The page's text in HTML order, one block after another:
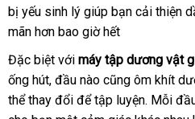
hàng
luận
bị yếu sinh lý giúp bạn cải thiện
mãn hơn bao giờ hết
mini
Đặc biệt lớn
với máy tập dương vật
ống hútcó
nên
, đầu nào xuất
khẩu
cũng ôm khít
thể thay đổi mini
để tập luyệnbảo
. Mỗi